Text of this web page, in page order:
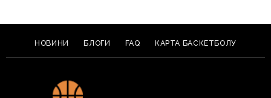
НОВИНИ БЛОГИ FAQ КАРТА БАСКЕТБОЛУ